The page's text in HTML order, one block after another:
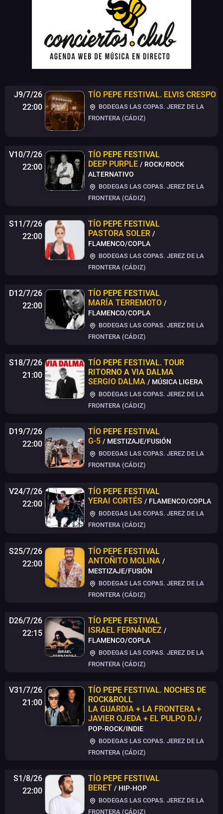
J9/7/26
22:00
TÍO PEPE FESTIVAL. ELVIS CRESPO
BODEGAS LAS COPAS. JEREZ DE LA
FRONTERA (CÁDIZ)
V10/7/26
22:00
TÍO PEPE FESTIVAL
DEEP PURPLE / ROCK/ROCK
ALTERNATIVO
BODEGAS LAS COPAS. JEREZ DE LA
FRONTERA (CÁDIZ)
S11/7/26
22:00
TÍO PEPE FESTIVAL
PASTORA SOLER /
FLAMENCO/COPLA
BODEGAS LAS COPAS. JEREZ DE LA
FRONTERA (CÁDIZ)
D12/7/26
22:00
TÍO PEPE FESTIVAL
MARÍA TERREMOTO /
FLAMENCO/COPLA
BODEGAS LAS COPAS. JEREZ DE LA
FRONTERA (CÁDIZ)
S18/7/26
21:00
TÍO PEPE FESTIVAL. TOUR
RITORNO A VIA DALMA
SERGIO DALMA / MÚSICA LIGERA
BODEGAS LAS COPAS. JEREZ DE LA
FRONTERA (CÁDIZ)
D19/7/26
22:00
TÍO PEPE FESTIVAL
G-5 / MESTIZAJE/FUSIÓN
BODEGAS LAS COPAS. JEREZ DE LA
FRONTERA (CÁDIZ)
V24/7/26
22:00
TÍO PEPE FESTIVAL
YERAI CORTÉS / FLAMENCO/COPLA
BODEGAS LAS COPAS. JEREZ DE LA
FRONTERA (CÁDIZ)
S25/7/26
22:00
TÍO PEPE FESTIVAL
ANTOÑITO MOLINA /
MESTIZAJE/FUSIÓN
BODEGAS LAS COPAS. JEREZ DE LA
FRONTERA (CÁDIZ)
D26/7/26
22:15
TÍO PEPE FESTIVAL
ISRAEL FERNÁNDEZ /
FLAMENCO/COPLA
BODEGAS LAS COPAS. JEREZ DE LA
FRONTERA (CÁDIZ)
V31/7/26
21:00
TÍO PEPE FESTIVAL. NOCHES DE
ROCK&ROLL
LA GUARDIA + LA FRONTERA +
JAVIER OJEDA + EL PULPO DJ /
POP-ROCK/INDIE
BODEGAS LAS COPAS. JEREZ DE LA
FRONTERA (CÁDIZ)
S1/8/26
22:00
TÍO PEPE FESTIVAL
BERET / HIP-HOP
BODEGAS LAS COPAS. JEREZ DE LA
FRONTERA (CÁDIZ)